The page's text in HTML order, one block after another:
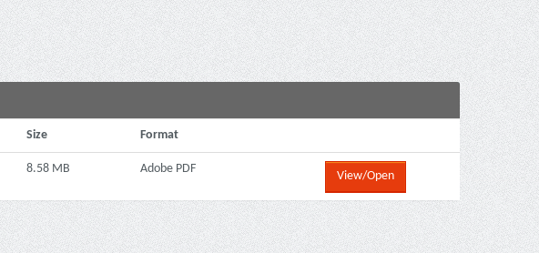
Size Format
8.58 MB Adobe PDF
View/Open